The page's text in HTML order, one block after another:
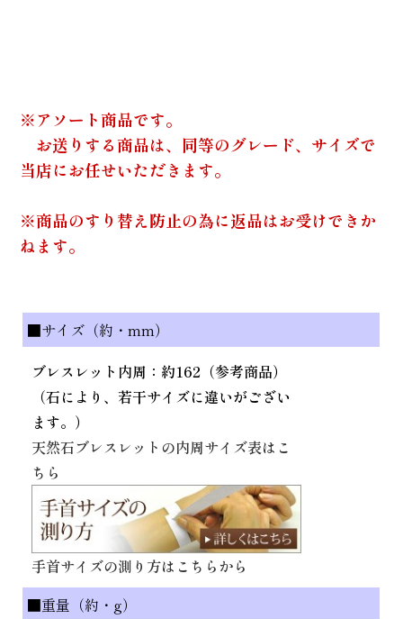
※アソート商品です。
お送りする商品は、同等のグレード、サイズで
当店にお任せいただきます。
※商品のすり替え防止の為に返品はお受けできか
ねます。
■サイズ（約・mm）
ブレスレット内周：約162（参考商品）
（石により、若干サイズに違いがござい
ます。）
天然石ブレスレットの内周サイズ表はこ
ちら
手首サイズの測り方はこちらから
■重量（約・g）